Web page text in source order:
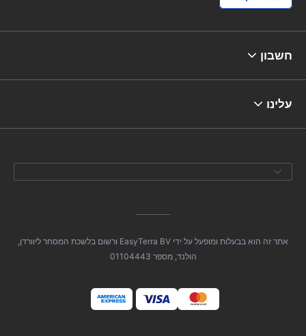
חשבון
עלינו
אתר זה הוא בבעלות ומופעל על ידי EasyTerra BV ורשום בלשכת המסחר ליוורדן,
הולנד, מספר 01104443